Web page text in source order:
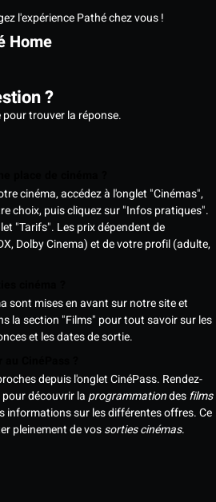
l'expérience Pathé chez vous !
Home
?
trouver la réponse.
cinéma, accédez à l'onglet "Cinémas",
choix, puis cliquez sur "Infos pratiques".
"Tarifs". Les prix dépendent de
Dolby Cinema) et de votre profil (adulte,
sont mises en avant sur notre site et
la section "Films" pour tout savoir sur les
et les dates de sortie.
depuis l'onglet CinéPass. Rendez-
découvrir laprogrammationdesfilms
informations sur les différentes offres. Ce
pleinement de vossorties cinémas.